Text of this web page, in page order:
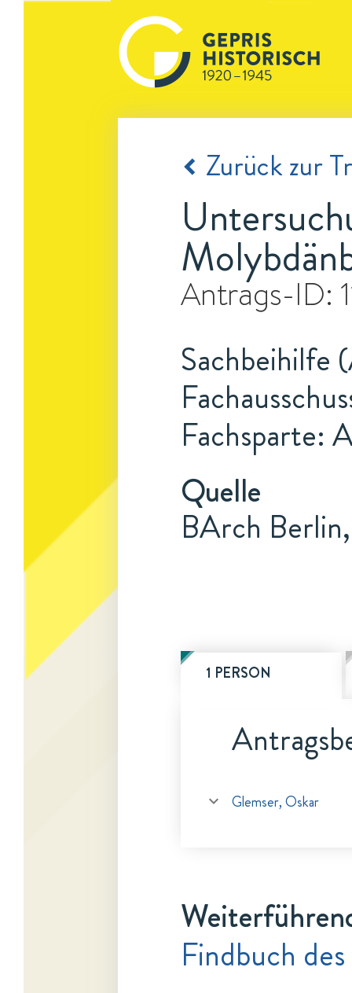
Zurück zur
Antrags-ID:
Sachbeihilfe
Fachsparte:
Quelle
BArch
1 PERSON
Glemser, Oskar
Findbuch